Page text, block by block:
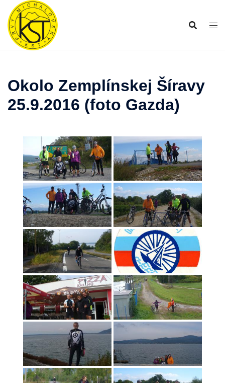
Preskočiť
obsah
Okolo Zemplínskej Šíravy
25.9.2016 (foto Gazda)